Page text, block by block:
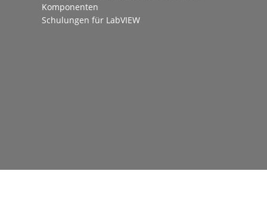
Komponenten
Schulungen für LabVIEW